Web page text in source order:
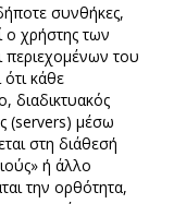
συνθήκες,
ο χρήστης των
περιεχομένων του
κάθε
διαδικτυακός
(servers) μέσω
στη διάθεσή
ή άλλο
την ορθότητα,